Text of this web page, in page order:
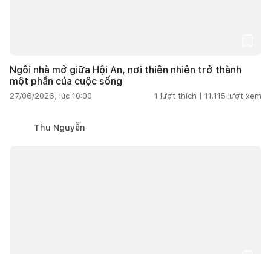
Ngôi nhà mở giữa Hội An, nơi thiên nhiên trở thành
một phần của cuộc sống
27/06/2026, lúc 10:00 1 lượt thích | 11.115 lượt xem
Thu Nguyễn